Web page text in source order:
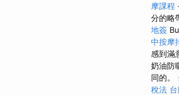
摩課程
分的略
地簽
中按摩
感到滿
奶油防
同的。
稅法